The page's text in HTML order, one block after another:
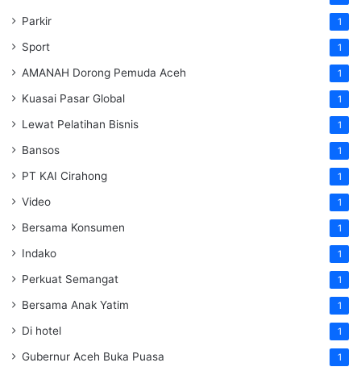
Parkir 1
Sport 1
AMANAH Dorong Pemuda Aceh 1
Kuasai Pasar Global 1
Lewat Pelatihan Bisnis 1
Bansos 1
PT KAI Cirahong 1
Video 1
Bersama Konsumen 1
Indako 1
Perkuat Semangat 1
Bersama Anak Yatim 1
Di hotel 1
Gubernur Aceh Buka Puasa 1